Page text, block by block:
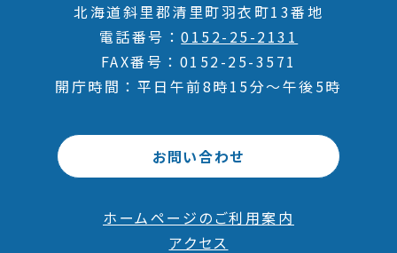
北海道斜里郡清里町羽衣町13番地
電話番号
0152-25-2131
FAX番号
0152-25-3571
開庁時間
平日午前8時15分～午後5時
お問い合わせ
ホームページのご利用案内
アクセス